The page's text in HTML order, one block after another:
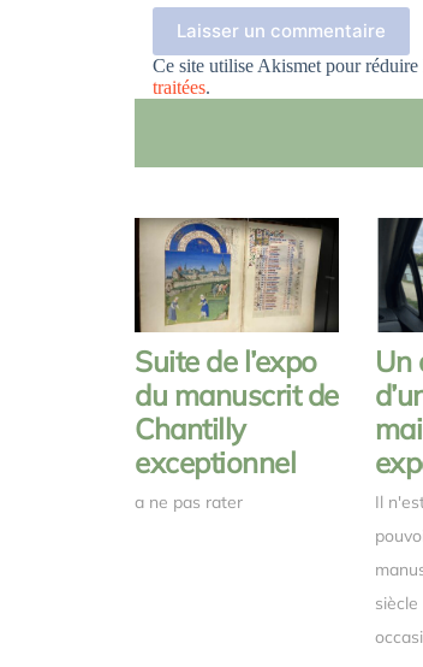
Laisser un commentaire
Ce site utilise Akismet pour réduire
traitées.
Suite de l’expo
du manuscrit de
Chantilly
exceptionnel
a ne pas rater
Un
Il